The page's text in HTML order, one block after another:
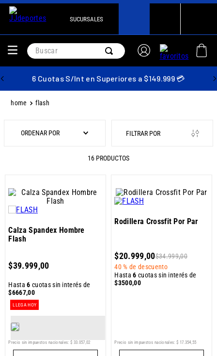
SUCURSALES
Buscar
6 Cuotas S/Int en Superiores a $149.999 💳
flash
ORDENAR POR
16 PRODUCTOS
Calza Spandex Hombre
Flash
$39.999,00
Hasta6 cuotas sin interés de
$6667,00
LLEGA HOY
Precio sin impuestos nacionales: $ 33 057 02
Rodillera Crossfit Por Par
$20.999,00$34.999,00
40 % de descuento
Hasta6 cuotas sin interés de
$3500,00
Precio sin impuestos nacionales: $ 17 354 55